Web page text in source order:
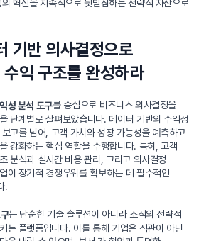
혁신을 지속적으로 뒷받침하는 전략적 자산으로
기반 의사결정으로
익 구조를 완성하라
성 분석 도구를 중심으로 비즈니스 의사결정을
단계별로 살펴보았습니다. 데이터 기반의 수익성
고를 넘어, 고객 가치와 성장 가능성을 예측하고
강화하는 핵심 역할을 수행합니다. 특히, 고객
분석과 실시간 비용 관리, 그리고 의사결정
이 장기적 경쟁우위를 확보하는 데 필수적인
.
는 단순한 기술 솔루션이 아니라 조직의 전략적
는 플랫폼입니다. 이를 통해 기업은 직관이 아닌